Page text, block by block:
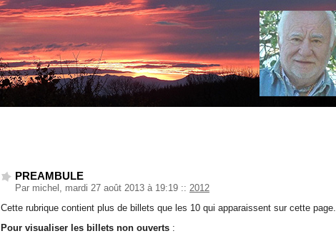
PREAMBULE
Par michel, mardi 27 août 2013 à 19:19 :: 2012
Cette rubrique contient plus de billets que les 10 qui apparaissent sur cette page.
Pour visualiser les billets non ouverts :